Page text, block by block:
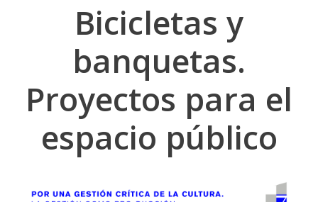
Bicicletas y
banquetas.
Proyectos para el
espacio público